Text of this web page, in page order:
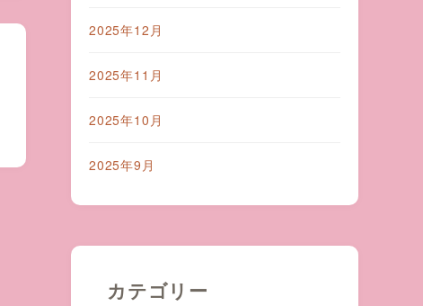
2025年12月
2025年11月
2025年10月
2025年9月
カテゴリー